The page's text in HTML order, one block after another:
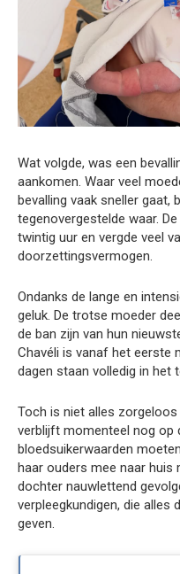
Wat volgde, was een
aankomen. Waar veel
bevalling vaak sneller gaat,
tegenovergestelde waar.
twintig uur en vergde veel
doorzettingsvermogen.
Ondanks de lange en
geluk. De trotse moeder
de ban zijn van hun
Chavéli is vanaf het eerste
dagen staan volledig in het
Toch is niet alles
verblijft momenteel nog op
bloedsuikerwaarden
haar ouders mee naar huis
dochter nauwlettend
verpleegkundigen, die
geven.